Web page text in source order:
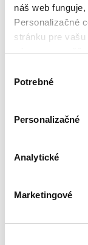
náš web
Personalizačné
stránku pre
nám zas
nám pomohlo,
súhlasu
Potrebné
Personalizačné
Analytické
Marketingové
čítaná -
čítaná -
čítané
vypredaných
Bestsellery
Najdrahšie
Najlacnejšie